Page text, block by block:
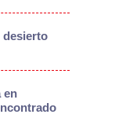
desierto
en